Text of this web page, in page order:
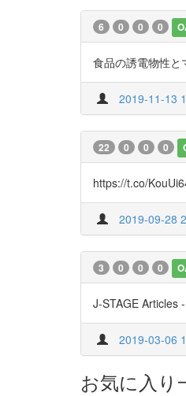
6 0 0 0
食品の誘電物性
2019-11-13
22 0 0 0
https://t.co/
2019-09-28
3 0 0 0
J-STAGE Articles
2019-03-06
お気に入り